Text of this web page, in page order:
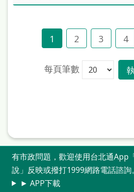
1 2 3 4
每頁筆數
有市政問題，歡迎使用台北通App
說」反映或撥打1999網路電話諮詢。
► APP下載